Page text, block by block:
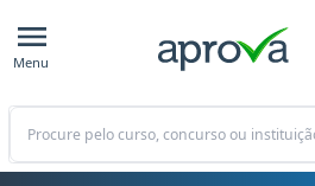
Menu
Buscar